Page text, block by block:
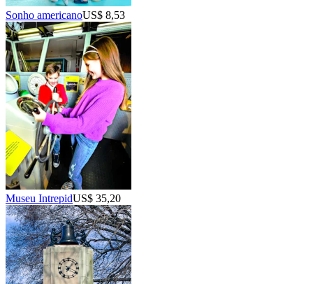
Sonho americanoUS$ 8,53
Museu IntrepidUS$ 35,20